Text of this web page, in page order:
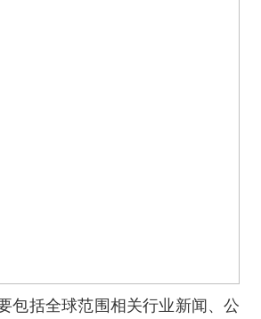
包括全球范围相关行业新闻、公